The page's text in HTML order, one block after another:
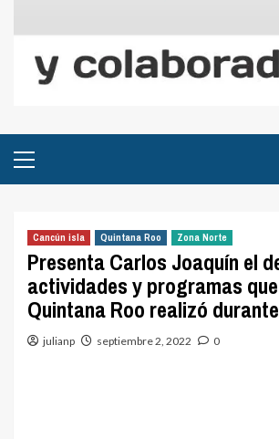
principal
Cancún isla Quintana Roo Zona Norte
Presenta Carlos Joaquín el
actividades y programas
Quintana Roo realizó
julianp septiembre 2, 2022 0